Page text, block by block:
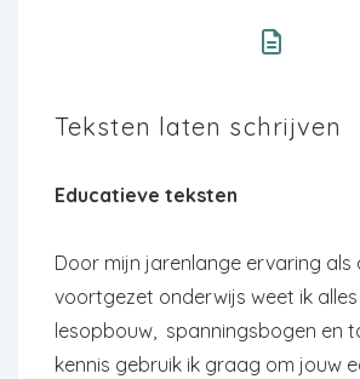
Teksten laten schrijven
Educatieve teksten
Door mijn jarenlange ervaring als
voortgezet onderwijs weet ik
lesopbouw, spanningsbogen en
kennis gebruik ik graag om jouw